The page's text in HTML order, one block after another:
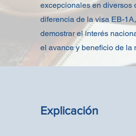
excepcionales en diversos
diferencia de la visa EB-
demostrar el interés
el avance y beneficio de la
Explicación